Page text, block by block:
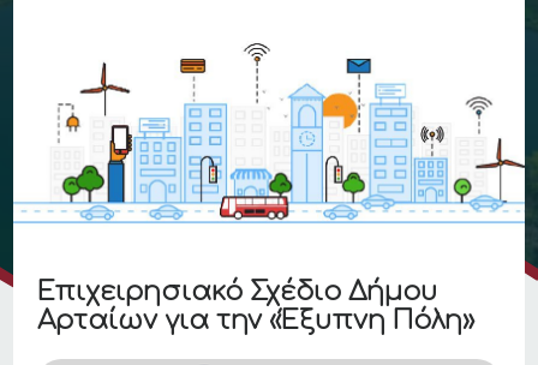
Επιχειρησιακό Σχέδιο Δήμου
Αρταίων για την «Έξυπνη Πόλη»